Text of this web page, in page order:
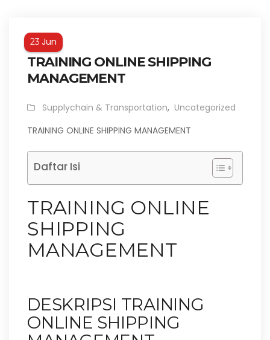
23Jun
TRAINING ONLINE SHIPPING
MANAGEMENT
Supplychain & Transportation, Uncategorized
TRAINING ONLINE SHIPPING MANAGEMENT
Daftar Isi
TRAINING ONLINE
SHIPPING
MANAGEMENT
DESKRIPSI TRAINING
ONLINE SHIPPING